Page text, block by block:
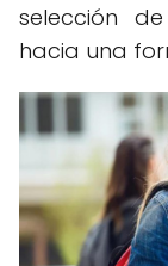
selección
hacia una